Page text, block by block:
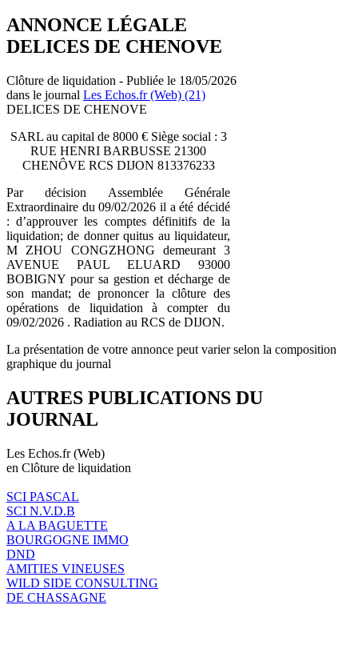
ANNONCE LÉGALE
DELICES DE CHENOVE
Clôture de liquidation - Publiée le 18/05/2026
dans le journal Les Echos.fr (Web) (21)
DELICES DE CHENOVE
SARL au capital de 8000 € Siège social : 3
RUE HENRI BARBUSSE 21300
CHENÔVE RCS DIJON 813376233
Par décision Assemblée Générale
Extraordinaire du 09/02/2026 il a été décidé
: d’approuver les comptes définitifs de la
liquidation; de donner quitus au liquidateur,
M ZHOU CONGZHONG demeurant 3
AVENUE PAUL ELUARD 93000
BOBIGNY pour sa gestion et décharge de
son mandat; de prononcer la clôture des
opérations de liquidation à compter du
09/02/2026 . Radiation au RCS de DIJON.
La présentation de votre annonce peut varier selon la composition
graphique du journal
AUTRES PUBLICATIONS DU
JOURNAL
Les Echos.fr (Web)
en Clôture de liquidation
SCI PASCAL
SCI N.V.D.B
A LA BAGUETTE
BOURGOGNE IMMO
DND
AMITIES VINEUSES
WILD SIDE CONSULTING
DE CHASSAGNE